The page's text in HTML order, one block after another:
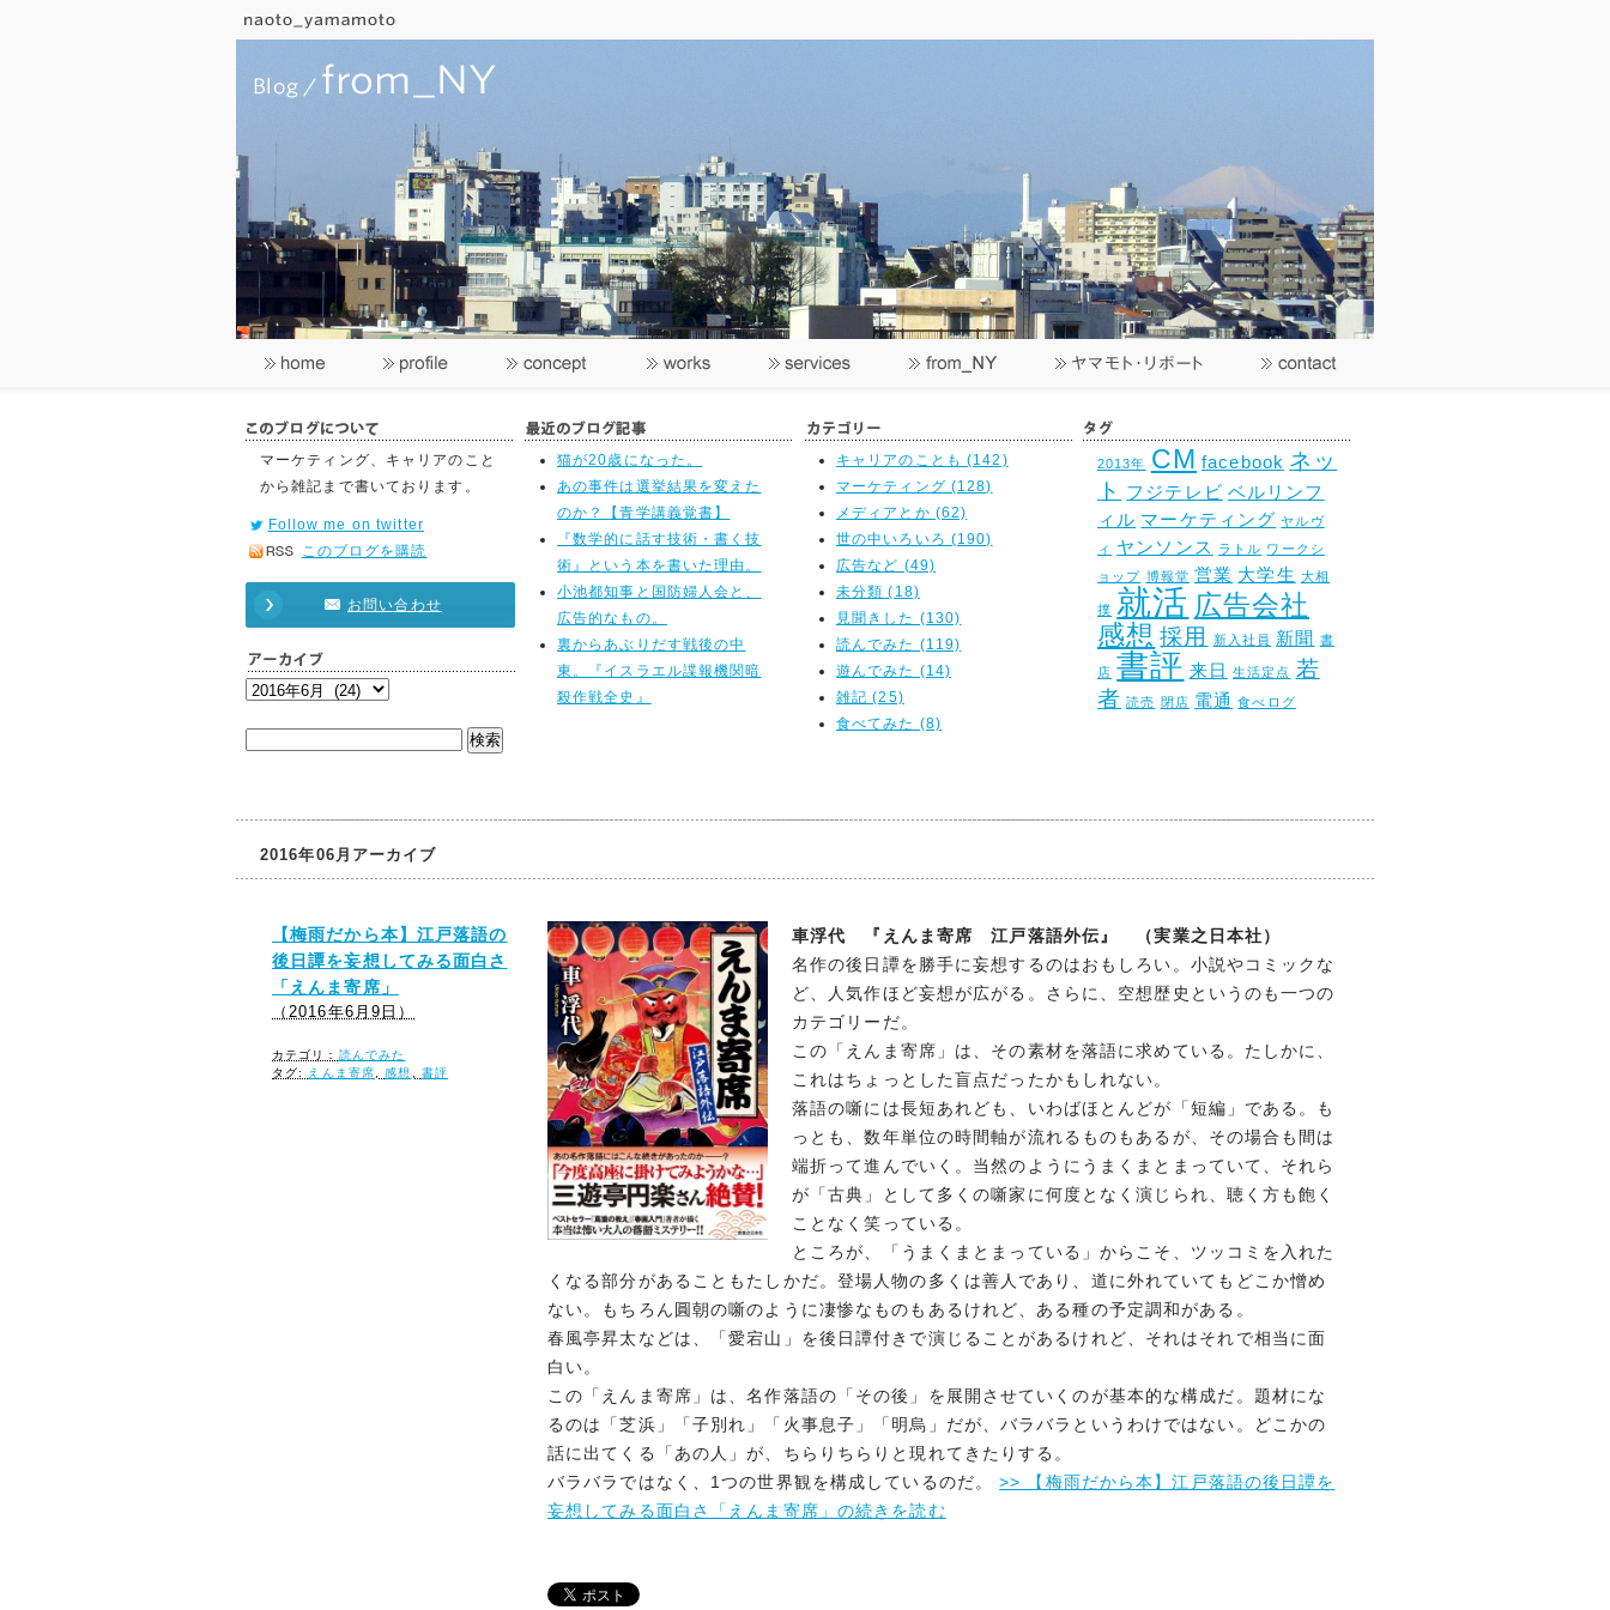
マーケティング、キャリアのこと
から雑記まで書いております。
Follow me on twitter
このブログを購読
お問い合わせ
猫が20歳になった。
あの事件は選挙結果を変えた
のか？【青学講義覚書】
『数学的に話す技術・書く技
術』という本を書いた理由。
小池都知事と国防婦人会と、
広告的なもの。
裏からあぶりだす戦後の中
東。『イスラエル諜報機関暗
殺作戦全史』
キャリアのことも (142)
マーケティング (128)
メディアとか (62)
世の中いろいろ (190)
広告など (49)
未分類 (18)
見聞きした (130)
読んでみた (119)
遊んでみた (14)
雑記 (25)
食べてみた (8)
2013年 CM facebook ネッ
ト フジテレビ ベルリンフ
ィル マーケティング ヤルヴ
ィ
ヤンソンス ラトル ワークシ
ョップ 博報堂 営業 大学生 大相
撲 就活 広告会社
感想 採用 新入社員 新聞 書
店 書評 来日 生活定点
若
者 読売 閉店 電通 食べログ
2016年06月アーカイブ
【梅雨だから本】江戸落語の
後日譚を妄想してみる面白さ
「えんま寄席」
（2016年6月9日）
カテゴリ： 読んでみた
タグ:
えんま寄席 ,感想 書評
車浮代 『えんま寄席 江戸落語外伝』 （実業之日本社）
名作の後日譚を勝手に妄想するのはおもしろい。小説やコミックな
ど、人気作ほど妄想が広がる。さらに、空想歴史というのも一つの
カテゴリーだ。
この「えんま寄席」は、その素材を落語に求めている。たしかに、
これはちょっとした盲点だったかもしれない。
落語の噺には長短あれども、いわばほとんどが「短編」である。も
っとも、数年単位の時間軸が流れるものもあるが、その場合も間は
端折って進んでいく。当然のようにうまくまとまっていて、それら
が「古典」として多くの噺家に何度となく演じられ、聴く方も飽く
ことなく笑っている。
ところが、「うまくまとまっている」からこそ、ツッコミを入れた
くなる部分があることもたしかだ。登場人物の多くは善人であり、道に外れていてもどこか憎め
ない。もちろん圓朝の噺のように凄惨なものもあるけれど、ある種の予定調和がある。
春風亭昇太などは、「愛宕山」を後日譚付きで演じることがあるけれど、それはそれで相当に面
白い。
この「えんま寄席」は、名作落語の「その後」を展開させていくのが基本的な構成だ。題材にな
るのは「芝浜」「子別れ」「火事息子」「明烏」だが、バラバラというわけではない。どこかの
話に出てくる「あの人」が、ちらりちらりと現れてきたりする。
バラバラではなく、1つの世界観を構成しているのだ。>> 【梅雨だから本】江戸落語の後日譚を
妄想してみる面白さ「えんま寄席」の続きを読む